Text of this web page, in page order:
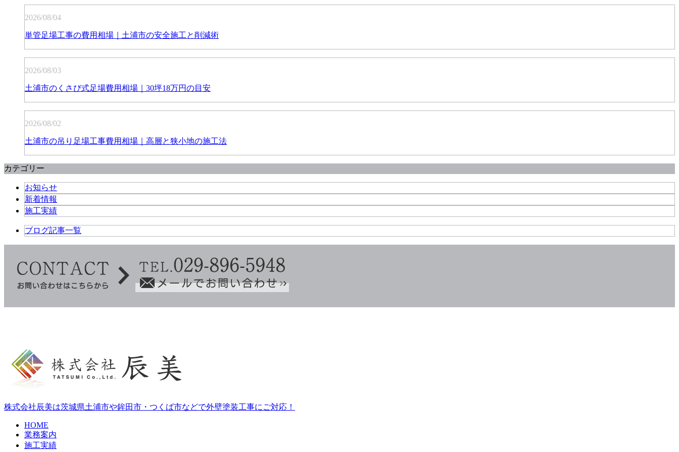
2026/08/04
単管足場工事の費用相場｜土浦市の安全施工と削減術
2026/08/03
土浦市のくさび式足場費用相場｜30坪18万円の目安
2026/08/02
土浦市の吊り足場工事費用相場｜高層と狭小地の施工法
カテゴリー
お知らせ
新着情報
施工実績
ブログ記事一覧
株式会社辰美は茨城県土浦市や鉾田市・つくば市などで外壁塗装工事にご対応！
HOME
業務案内
施工実績